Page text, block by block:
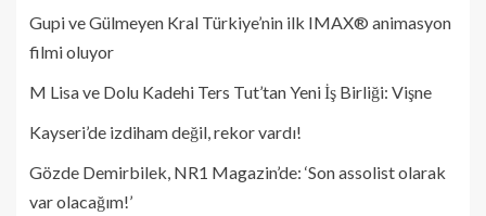
Gupi ve Gülmeyen Kral Türkiye’nin ilk IMAX® animasyon
filmi oluyor
M Lisa ve Dolu Kadehi Ters Tut’tan Yeni İş Birliği: Vişne
Kayseri’de izdiham değil, rekor vardı!
Gözde Demirbilek, NR1 Magazin’de: ‘Son assolist olarak
var olacağım!’